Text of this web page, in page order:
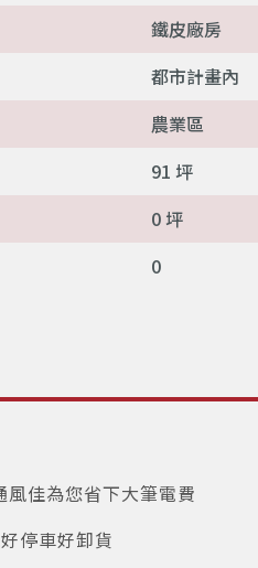
鐵皮廠房
都市計畫內
農業區
91 坪
0 坪
0
佳為您省下大筆電費
停車好卸貨